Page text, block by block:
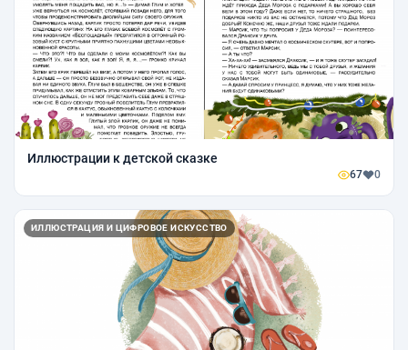
Иллюстрации к детской сказке
67 0
ИЛЛЮСТРАЦИЯ И ЦИФРОВОЕ ИСКУССТВО